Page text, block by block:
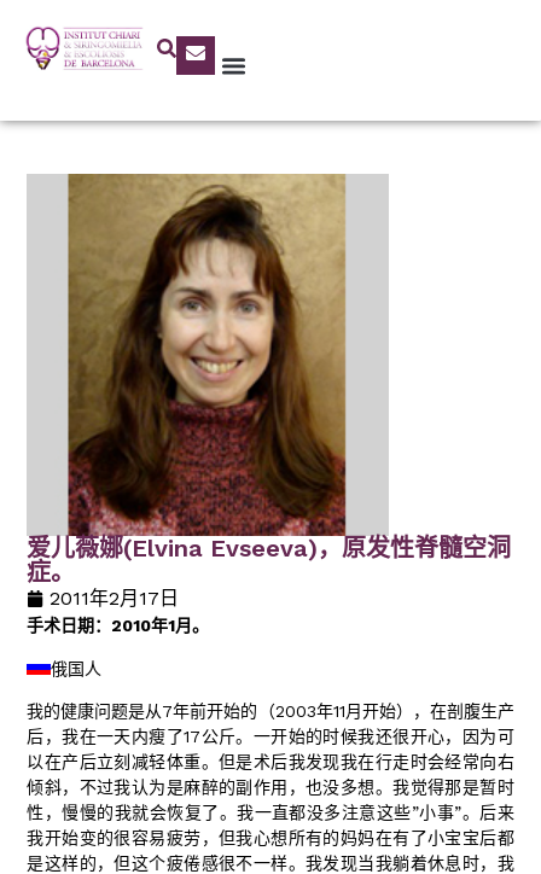
爱儿薇娜(Elvina Evseeva)，原发性脊髓空洞
症。
2011年2月17日
手术日期：2010年1月。
俄国人
我的健康问题是从7年前开始的（2003年11月开始），在剖腹生产
后，我在一天内瘦了17公斤。一开始的时候我还很开心，因为可
以在产后立刻减轻体重。但是术后我发现我在行走时会经常向右
倾斜，不过我认为是麻醉的副作用，也没多想。我觉得那是暂时
性，慢慢的我就会恢复了。我一直都没多注意这些”小事”。后来
我开始变的很容易疲劳，但我心想所有的妈妈在有了小宝宝后都
是这样的，但这个疲倦感很不一样。我发现当我躺着休息时，我